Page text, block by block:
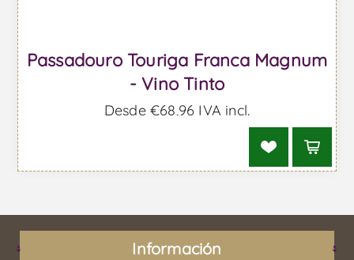
Passadouro Touriga Franca Magnum
- Vino Tinto
Desde €68,96 IVA incl.
Información